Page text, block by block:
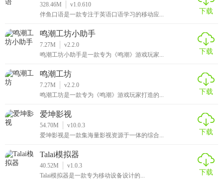
328.46M
v1.0.610
伴鱼口语是一款专注于英语口语学习的移动应...
下载
鸣潮工坊小助手
7.27M
v2.2.0
鸣潮工坊小助手是一款专为《鸣潮》游戏玩家...
下载
鸣潮工坊
7.27M
v2.2.0
鸣潮工坊是一款专为《鸣潮》游戏玩家打造的...
下载
爱坤影视
54.70M
v10.0.3
爱坤影视是一款集海量影视资源于一体的综合...
下载
Talai模拟器
40.52M
v1.0.3
Talai模拟器是一款专为移动设备设计的...
下载